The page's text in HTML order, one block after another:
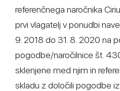
referenčnega naročnika
prvi vlagatelj v ponudbi
9. 2018 do 31. 8. 2020 na
pogodbe/naročilnice št.
sklenjene med njim in
skladu z določili pogodbe